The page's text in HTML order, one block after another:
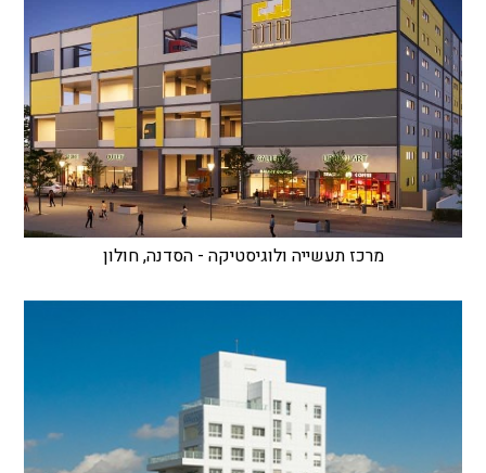
מרכז תעשייה ולוגיסטיקה - הסדנה, חולון